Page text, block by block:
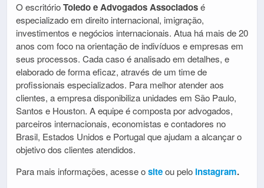
O escritórioToledo e Advogados Associadosé
especializado em direito internacional, imigração,
investimentos e negócios internacionais. Atua há mais de 20
anos com foco na orientação de indivíduos e empresas em
seus processos. Cada caso é analisado em detalhes, e
elaborado de forma eficaz, através de um time de
profissionais especializados. Para melhor atender aos
clientes, a empresa disponibiliza unidades em São Paulo,
Santos e Houston. A equipe é composta por advogados,
parceiros internacionais, economistas e contadores no
Brasil, Estados Unidos e Portugal que ajudam a alcançar o
objetivo dos clientes atendidos.
Para mais informações, acesse ositeou pelo instagram.